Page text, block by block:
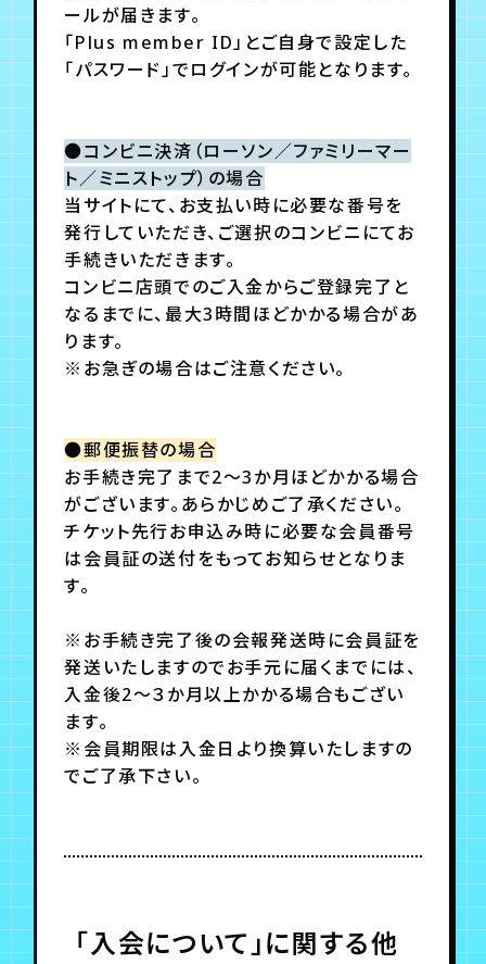
月会員制ファンクラブ
会員登録
ールが届きます。
「Plus member ID」とご自身で設定した
「パスワード」でログインが可能となります。
●コンビニ決済（ローソン／ファミリーマー
ト／ミニストップ）の場合
当サイトにて、お支払い時に必要な番号を
発行していただき、ご選択のコンビニにてお
手続きいただきます。
コンビニ店頭でのご入金からご登録完了と
なるまでに、最大3時間ほどかかる場合があ
ります。
※お急ぎの場合はご注意ください。
●郵便振替の場合
お手続き完了まで2～3か月ほどかかる場合
がございます。あらかじめご了承ください。
チケット先行お申込み時に必要な会員番号
は会員証の送付をもってお知らせとなりま
す。
※お手続き完了後の会報発送時に会員証を
発送いたしますのでお手元に届くまでには、
入金後2～３か月以上かかる場合もござい
ます。
※会員期限は入金日より換算いたしますの
でご了承下さい。
「入会について」に関する他